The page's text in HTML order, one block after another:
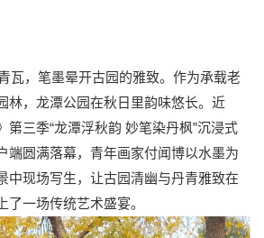
瓦，笔墨晕开古园的雅致。作为承载老
林，龙潭公园在秋日里韵味悠长。 近
第三季“龙潭浮秋韵 妙笔染丹枫”沉浸式
端圆满落幕，青年画家付闻博以水墨为
中现场写生，让古园清幽与丹青雅致在
了一场传统艺术盛宴。